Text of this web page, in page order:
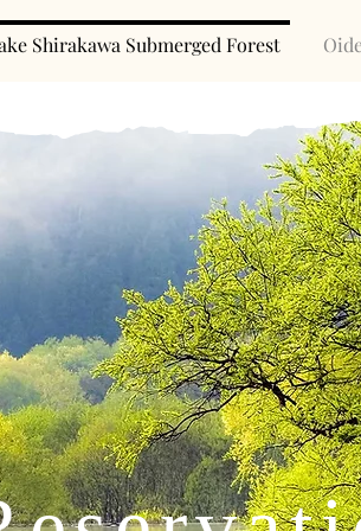
Shirakawa Submerged Forest